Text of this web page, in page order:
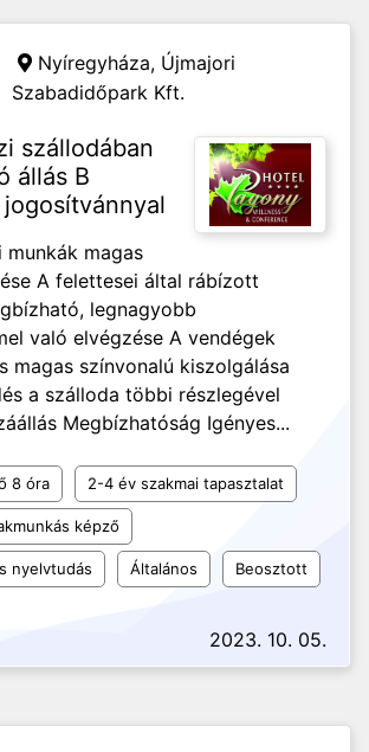
Nyíregyháza, Újmajori
Szabadidőpark Kft.
szállodában
állás B
munkák magas
A felettesei által rábízott
legnagyobb
való elvégzése A vendégek
magas színvonalú kiszolgálása
a szálloda többi részlegével
Megbízhatóság Igényes...
8 óra 2-4 év szakmai tapasztalat
képző
nyelvtudás Általános Beosztott
2023. 10. 05.